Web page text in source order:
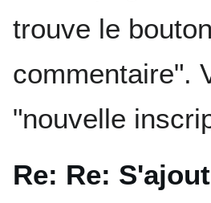
trouve le
commentaire".
"nouvelle
Re: Re: